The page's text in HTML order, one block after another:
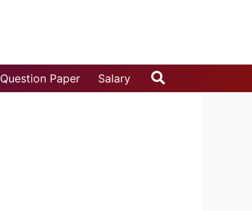
Question Paper Salary Search